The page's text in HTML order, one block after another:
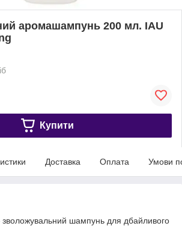
аромашампунь 200 мл. IAU
Купити
Доставка Оплата Умови
шампунь для дбайливого